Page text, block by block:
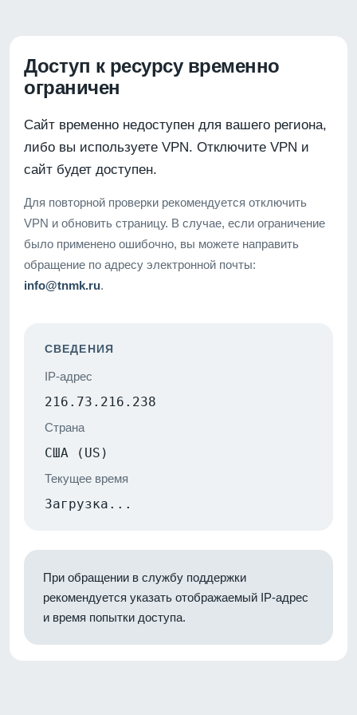
Доступ к ресурсу временно
ограничен
Сайт временно недоступен для вашего региона,
либо вы используете VPN. Отключите VPN и
сайт будет доступен.
Для повторной проверки рекомендуется отключить
VPN и обновить страницу. В случае, если ограничение
было применено ошибочно, вы можете направить
обращение по адресу электронной почты:
info@tnmk.ru.
СВЕДЕНИЯ
IP-адрес
216.73.216.238
Страна
США (US)
Текущее время
Загрузка...
При обращении в службу поддержки
рекомендуется указать отображаемый IP-адрес
и время попытки доступа.